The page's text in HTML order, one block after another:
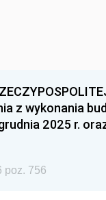
z wykonania
2025 r.
poz. 756